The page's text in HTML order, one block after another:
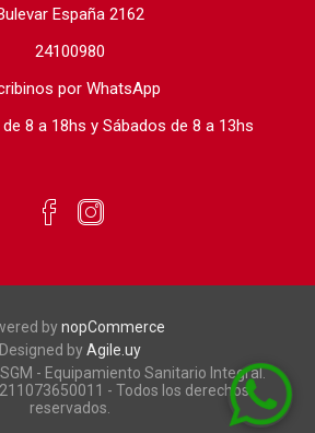
España 2162
24100980
por WhatsApp
8 a 18hs y Sábados de 8 a 13hs
bynopCommerce
Designed byAgile.uy
- Equipamiento Sanitario Integral.
- Todos los derechos
reservados.